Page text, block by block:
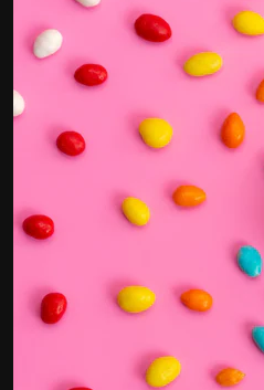
モーショングラフィックス
動画テンプレート
アイコン
3D モデル
フォント
最高のクリエイティ
ットフォーム。クリエ
店、スタジオを含む
日本語